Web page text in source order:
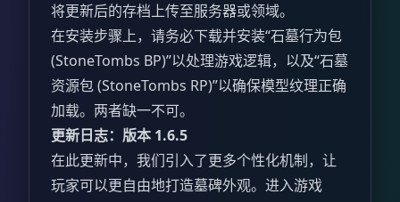
将更新后的存档上传至服务器或领域。
在安装步骤上，请务必下载并安装“石墓行为包
(StoneTombs BP)”以处理游戏逻辑，以及“石墓
资源包 (StoneTombs RP)”以确保模型纹理正确
加载。两者缺一不可。
更新日志：版本 1.6.5
在此更新中，我们引入了更多个性化机制，让
玩家可以更自由地打造墓碑外观。进入游戏